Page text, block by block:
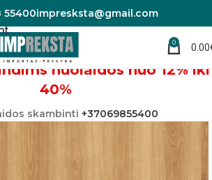
55400impresksta@gmail.com
0 0.00
nuolaidos nuo 12% iki
40%
skambinti +37069855400